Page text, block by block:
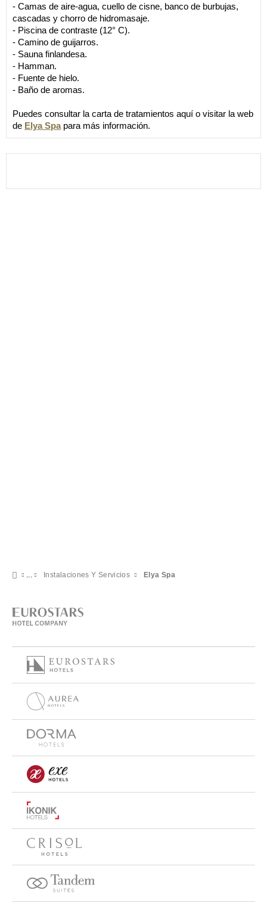
- Camas de aire-agua, cuello de cisne, banco de burbujas,
cascadas y chorro de hidromasaje.
- Piscina de contraste (12° C).
- Camino de guijarros.
- Sauna finlandesa.
- Hamman.
- Fuente de hielo.
- Baño de aromas.
Puedes consultar la carta de tratamientos aquí o visitar la web
de Elya Spapara más información.
Instalaciones Y Servicios Elya Spa